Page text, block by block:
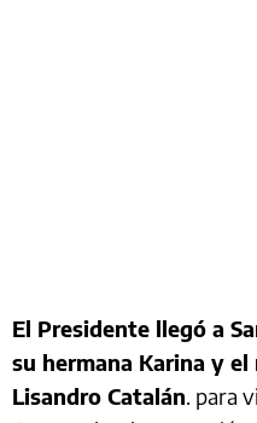
El Presidente llegó a
su hermana Karina y
Lisandro Catalán. para